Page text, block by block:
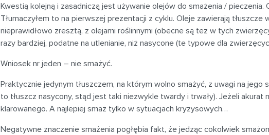
Kwestią kolejną i zasadniczą jest używanie olejów do smażenia /
Tłumaczyłem to na pierwszej prezentacji z cyklu. Oleje zawierają tłuszcze
nieprawidłowo zresztą, z olejami roślinnymi (obecne są też w tych
razy bardziej, podatne na utlenianie, niż nasycone (te typowe dla
Wniosek nr jeden – nie smażyć.
Praktycznie jedynym tłuszczem, na którym wolno smażyć, z uwagi na jego
to tłuszcz nasycony, stąd jest taki niezwykle twardy i trwały). Jeżeli akurat
klarowanego. A najlepiej smaż tylko w sytuacjach kryzysowych…
Negatywne znaczenie smażenia pogłębia fakt, że jedząc cokolwiek